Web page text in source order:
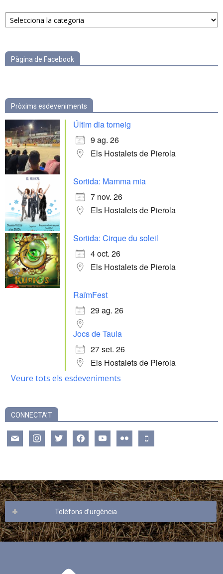
Notícies
per
Pàgina de Facebook
Pròxims esdeveniments
Últim dia torneig
9 ag. 26
Els Hostalets de Pierola
Sortida: Mamma mia
7 nov. 26
Els Hostalets de Pierola
Sortida: Cirque du soleil
4 oct. 26
Els Hostalets de Pierola
RaïmFest
29 ag. 26
Jocs de Taula
27 set. 26
Els Hostalets de Pierola
Veure tots els esdeveniments
CONNECTA’T
mail instagramtwitter facebookyoutube flickr mobile
Telèfons d’urgència